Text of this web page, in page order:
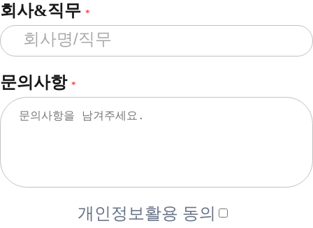
회사&직무 *
문의사항 *
개인정보활용 동의